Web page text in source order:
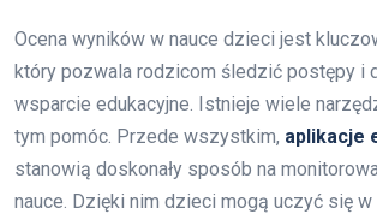
Ocena wyników w nauce dzieci jest
który pozwala rodzicom śledzić postępy i
wsparcie edukacyjne. Istnieje wiele
tym pomóc. Przede wszystkim, aplikacje
stanowią doskonały sposób na
nauce. Dzięki nim dzieci mogą uczyć się